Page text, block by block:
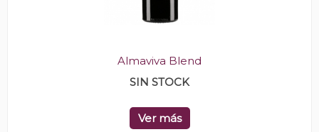
Almaviva Blend
SIN STOCK
Ver más